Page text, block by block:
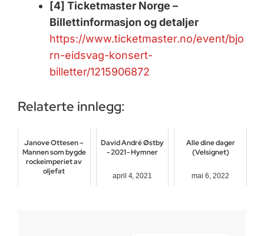
[4] Ticketmaster Norge –
Billettinformasjon og detaljer
https://www.ticketmaster.no/event/bjo
rn-eidsvag-konsert-
billetter/1215906872
Relaterte innlegg:
Janove Ottesen –
Mannen som bygde
rockeimperiet av
oljefat
David André Østby
- 2021 - Hymner
april 4, 2021
Alle dine dager
(Velsignet)
mai 6, 2022